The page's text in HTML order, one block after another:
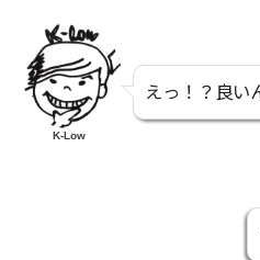
K-Low
えっ！？良い